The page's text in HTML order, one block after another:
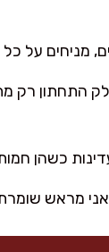
והחלק
מראש